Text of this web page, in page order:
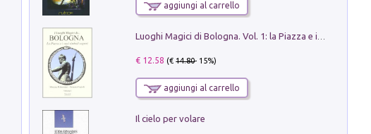
aggiungi al carrello
€ 12.58 (€14.80- 15%)
aggiungi al carrello
Il cielo per volare